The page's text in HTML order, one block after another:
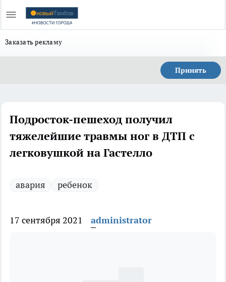
Заказать рекламу
Принять
Подросток-пешеход получил
тяжелейшие травмы ног в ДТП с
легковушкой на Гастелло
авария ребенок
17 сентября 2021 administrator